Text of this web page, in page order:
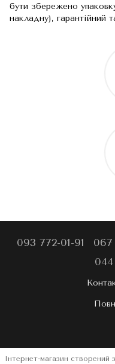
бути збережено
накладну), гарантійний
093 772-01-91 067
Інтернет-магазин